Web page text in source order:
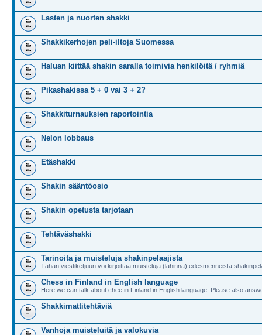
Lasten ja nuorten shakki
Shakkikerhojen peli-iltoja Suomessa
Haluan kiittää shakin saralla toimivia henkilöitä / ryhmiä
Pikashakissa 5 + 0 vai 3 + 2?
Shakkiturnauksien raportointia
Nelon lobbaus
Etäshakki
Shakin sääntöosio
Shakin opetusta tarjotaan
Tehtäväshakki
Tarinoita ja muisteluja shakinpelaajista
Tähän viestiketjuun voi kirjoittaa muisteluja (lähinnä) edesmenneistä
Chess in Finland in English language
Here we can talk about chee in Finland in English language. Please also
Shakkimattitehtäviä
Vanhoja muisteluitä ja valokuvia